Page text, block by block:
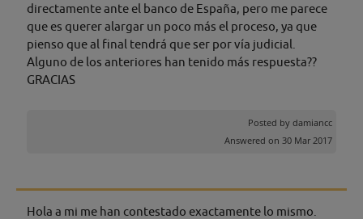
directamente ante el banco de España, pero me parece
que es querer alargar un poco más el proceso, ya que
pienso que al final tendrá que ser por vía judicial.
Alguno de los anteriores han tenido más respuesta??
GRACIAS
Posted by damiancc
Answered on 30 Mar 2017
Hola a mi me han contestado exactamente lo mismo.